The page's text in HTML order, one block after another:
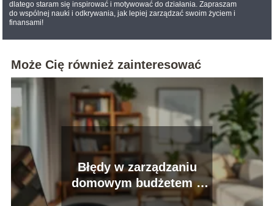
dlatego staram się inspirować i motywować do działania. Zapraszam
do wspólnej nauki i odkrywania, jak lepiej zarządzać swoim życiem i
finansami!
Może Cię również zainteresować
Błędy w zarządzaniu
domowym budżetem –
jak ich unikać?